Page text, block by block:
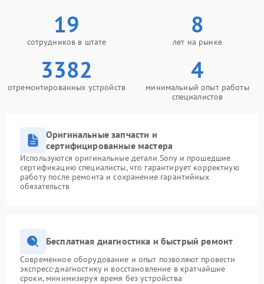
19
сотрудников в штате
8
лет на рынке
3382
отремонтированных устройств
4
минимальный опыт работы
специалистов
Оригинальные запчасти и
сертифицированные мастера
Используются оригинальные детали Sony и прошедшие
сертификацию специалисты, что гарантирует корректную
работу после ремонта и сохранение гарантийных
обязательств
Бесплатная диагностика и быстрый ремонт
Современное оборудование и опыт позволяют провести
экспресс-диагностику и восстановление в кратчайшие
сроки, минимизируя время без устройства